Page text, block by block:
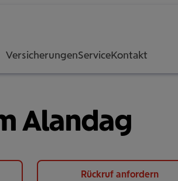
VersicherungenServiceKontakt
Alandag
Rückruf anfordern